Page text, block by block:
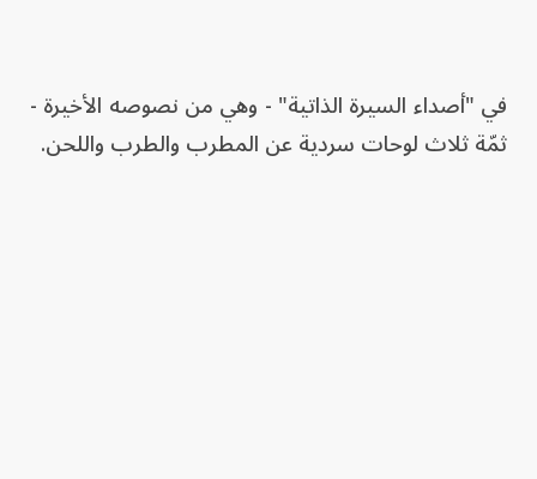
في "أصداء السيرة الذاتية" - وهي من نصوصه الأخيرة -
ثمّة ثلاث لوحات سردية عن المطرب والطرب واللحن.